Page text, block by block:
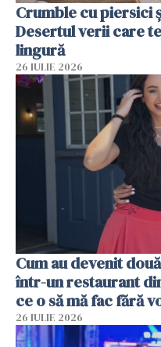
Crumble cu piersici
Desertul verii care
lingură
26 IULIE 2026
Cum au devenit
într-un restaurant
ce o să mă fac fără
26 IULIE 2026